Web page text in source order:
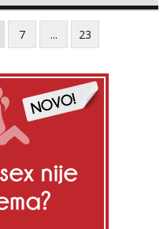
potpunu kontrolu nad
Zanimaju me
solventni i poslušni subovi
zapovijedima, sissy
7 ... 23